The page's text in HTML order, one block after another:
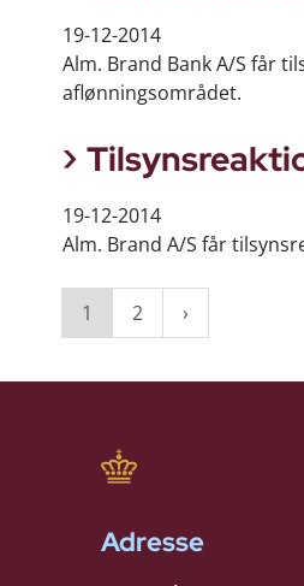
19-12-2014
Alm. Brand Bank A/S får
aflønningsområdet.
19-12-2014
Alm. Brand A/S får
1 2
Adresse